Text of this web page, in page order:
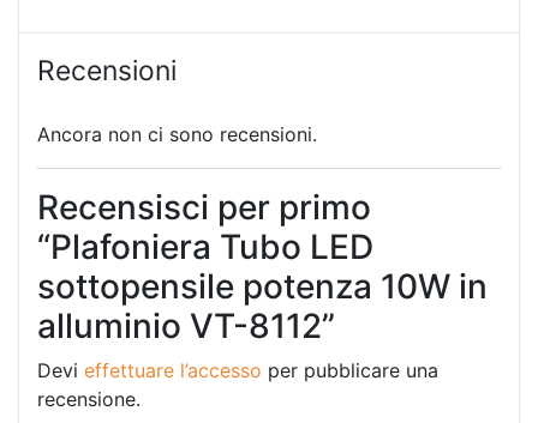
Recensioni
Ancora non ci sono recensioni.
Recensisci per primo
“Plafoniera Tubo LED
sottopensile potenza 10W in
alluminio VT-8112”
Devi effettuare l’accesso per pubblicare una
recensione.